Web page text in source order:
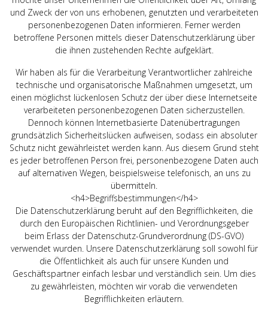
und Zweck der von uns erhobenen, genutzten und verarbeiteten
personenbezogenen Daten informieren. Ferner werden
betroffene Personen mittels dieser Datenschutzerklärung über
die ihnen zustehenden Rechte aufgeklärt.
Wir haben als für die Verarbeitung Verantwortlicher zahlreiche
technische und organisatorische Maßnahmen umgesetzt, um
einen möglichst lückenlosen Schutz der über diese Internetseite
verarbeiteten personenbezogenen Daten sicherzustellen.
Dennoch können Internetbasierte Datenübertragungen
grundsätzlich Sicherheitslücken aufweisen, sodass ein absoluter
Schutz nicht gewährleistet werden kann. Aus diesem Grund steht
es jeder betroffenen Person frei, personenbezogene Daten auch
auf alternativen Wegen, beispielsweise telefonisch, an uns zu
übermitteln.
<h4>Begriffsbestimmungen</h4>
Die Datenschutzerklärung beruht auf den Begrifflichkeiten, die
durch den Europäischen Richtlinien- und Verordnungsgeber
beim Erlass der Datenschutz-Grundverordnung (DS-GVO)
verwendet wurden. Unsere Datenschutzerklärung soll sowohl für
die Öffentlichkeit als auch für unsere Kunden und
Geschäftspartner einfach lesbar und verständlich sein. Um dies
zu gewährleisten, möchten wir vorab die verwendeten
Begrifflichkeiten erläutern.